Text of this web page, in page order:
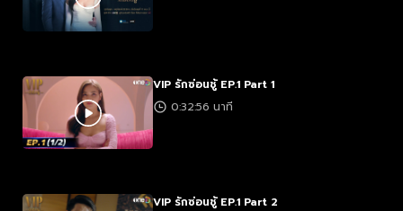
VIP รักซ่อนชู้ EP.1 Part 1
0:32:56 นาที
VIP รักซ่อนชู้ EP.1 Part 2